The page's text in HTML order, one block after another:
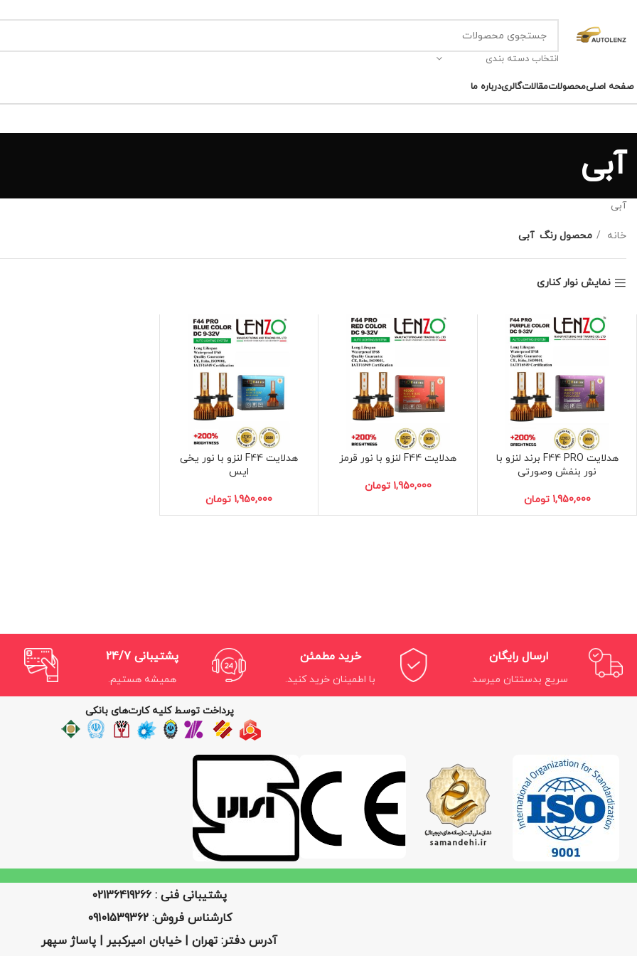
انتخاب دسته بندی
صفحه اصلیمحصولاتمقالاتگالریدرباره ما
آبی
آبی
خانه محصول رنگ آبی
نمایش نوار کناری
H7
هدلایت F44 PRO برند لنزو با
نور بنفش وصورتی
تومان
هدلایت F44 لنزو با نور قرمز
تومان
هدلایت F44 لنزو با نور یخی
ایس
تومان
ارسال رایگان
سریع بدستتان میرسد.
خرید مطمئن
با اطمینان خرید کنید.
پشتیبانی 24/7
همیشه هستیم.
پرداخت توسط کلیه کارت‌های بانکی
پشتیبانی فنی : 02136419266
کارشناس فروش: 09101539362
آدرس دفتر: تهران | خیابان امیرکبیر | پاساژ سپهر